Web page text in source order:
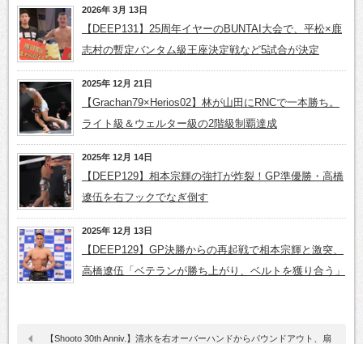
2026年 3月 13日
【DEEP131】25周年イヤーのBUNTAI大会で、平松×鹿
志村の暫定バンタム級王座決定戦など5試合が決定
2025年 12月 21日
【Grachan79×Herios02】林が山田にRNCで一本勝ち。
ライト級＆ウェルター級の2階級制覇達成
2025年 12月 14日
【DEEP129】相本宗輝の強打が炸裂！GP準優勝・高橋
遼伍を右フックでなぎ倒す
2025年 12月 13日
【DEEP129】GP決勝からの再起戦で相本宗輝と激突、
高橋遼伍「ベテランが勝ち上がり、ベルトを獲り合う」
【Shooto 30th Anniv.】清水を右オーバーハンドからパウンドアウト、扇